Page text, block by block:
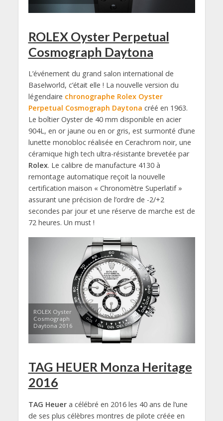
ROLEX Oyster Perpetual
Cosmograph Daytona
L’événement du grand salon international de
Baselworld, c’était elle ! La nouvelle version du
légendaire chronographe Rolex Oyster
Perpetual Cosmograph Daytona créé en 1963.
Le boîtier Oyster de 40 mm disponible en acier
904L, en or jaune ou en or gris, est surmonté d’une
lunette monobloc réalisée en Cerachrom noir, une
céramique high tech ultra-résistante brevetée par
Rolex. Le calibre de manufacture 4130 à
remontage automatique reçoit la nouvelle
certification maison « Chronomètre Superlatif »
assurant une précision de l’ordre de -2/+2
secondes par jour et une réserve de marche est de
72 heures. Un must !
ROLEX Oyster
Cosmograph
Daytona 2016
TAG HEUER Monza Heritage
2016
TAG Heuera célébré en 2016 les 40 ans de l’une
de ses plus célèbres montres de pilote créée en